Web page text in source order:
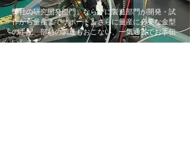
弊社の研究開発部門、ならびに製造部門が開発・試
作から量産までサポート。さらに量産に必要な金型
の手配、部品の調達もおこない、一気通貫でお手伝
いします。